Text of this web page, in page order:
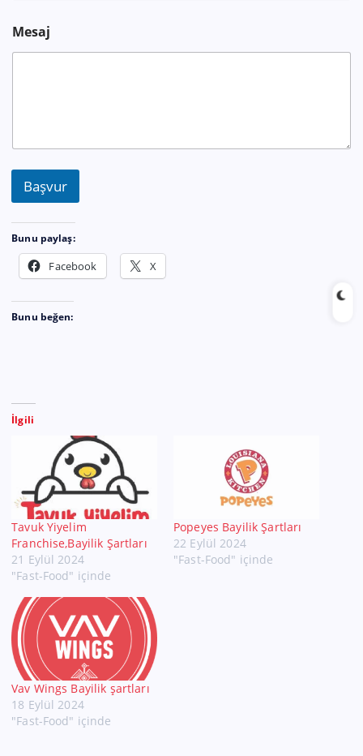
Mesaj
Başvur
Bunu paylaş:
Facebook X
Bunu beğen:
İlgili
Tavuk Yiyelim
Franchise,Bayilik Şartları
21 Eylül 2024
"Fast-Food" içinde
Popeyes Bayilik Şartları
22 Eylül 2024
"Fast-Food" içinde
Vav Wings Bayilik şartları
18 Eylül 2024
"Fast-Food" içinde